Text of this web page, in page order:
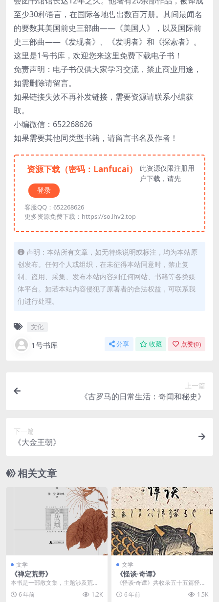
至少30种语言，在国际各地售出数百万册。其间最闻名
的要数其美国前史三部曲——《美国人》，以及国际前
史三部曲——《发现者》、《发明者》和《探索者》。
这里是1号书库，欢迎您来这里免费下载电子书！
免责声明：电子书仅供大家学习交流，禁止商业用途，
如需删除请留言。
如果链接失效不再补发链接，需要资源请联系小编获
取。
小编微信：652268626
如果需要其他同类型书籍，请留言书名及作者！
资源下载（密码：Lanfucai）
此资源仅限注册用
户下载，请先
登录
客服QQ：652268626
更多资源免费下载：https://so.lhv2.top
声明：本站所有文章，如无特殊说明或标注，均为本站原
创发布。任何个人或组织，在未征得本站同意时，禁止复
制、盗用、采集、发布本站内容到任何网站、书籍等各类媒
体平台。如若本站内容侵犯了原著者的合法权益，可联系我
们进行处理。
文化
1号书库 分享 收藏 点赞(0)
上一篇
《古罗马的日常生活：奇闻和秘史》
下一篇
《大金王朝》
相关文章
文学
《禅定荒野》
本书是一部散文集，主题涉及荒野
对人们的意义，以及人类回归荒野
的可能性。源于诗人的...
6 年前 1.2K
文学
《怪谈·奇谭》
《怪谈·奇谭》共收录五十五篇怪谈
故事，皆为小泉八云根据日本古典
文学名篇所作的复述...
6 年前 1.5K